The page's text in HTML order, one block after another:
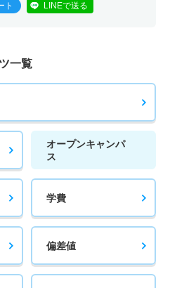
ト LINEで送る
一覧
オープンキャンパ
ス
学費
偏差値